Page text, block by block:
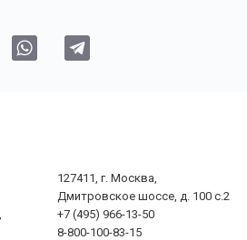
127411, г. Москва,
Дмитровское шоссе, д. 100 с.2
+7 (495) 966-13-50
8-800-100-83-15